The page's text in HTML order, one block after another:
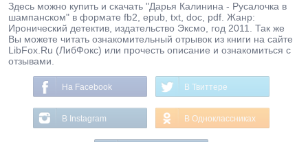
Здесь можно купить и скачать "Дарья Калинина - Русалочка в
шампанском" в формате fb2, epub, txt, doc, pdf. Жанр:
Иронический детектив, издательство Эксмо, год 2011. Так же
Вы можете читать ознакомительный отрывок из книги на сайте
LibFox.Ru (ЛибФокс) или прочесть описание и ознакомиться с
отзывами.
На Facebook В Твиттере
В Instagram В Одноклассниках